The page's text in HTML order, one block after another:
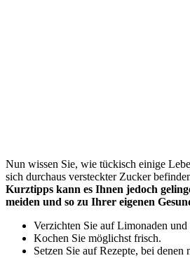
Nun wissen Sie, wie tückisch einige
sich durchaus versteckter Zucker
Kurztipps kann es Ihnen jedoch
meiden und so zu Ihrer eigenen
Verzichten Sie auf Limonaden und
Kochen Sie möglichst frisch.
Setzen Sie auf Rezepte, bei